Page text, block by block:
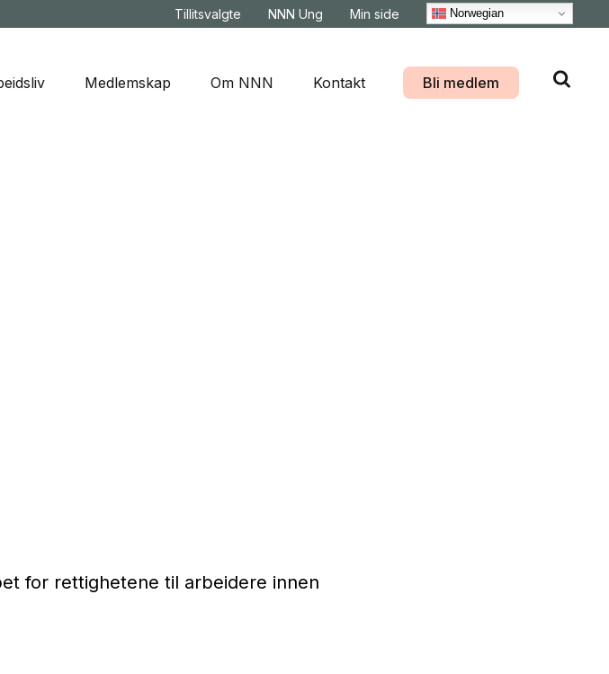
Tillitsvalgte NNN Ung Min side Norwegian
Medlemskap Om NNN Kontakt Bli medlem
for rettighetene til arbeidere innen